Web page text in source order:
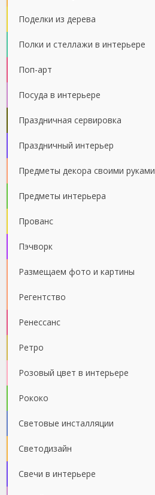
Поделки из дерева
Полки и стеллажи в интерьере
Поп-арт
Посуда в интерьере
Праздничная сервировка
Праздничный интерьер
Предметы декора своими руками
Предметы интерьера
Прованс
Пэчворк
Размещаем фото и картины
Регентство
Ренессанс
Ретро
Розовый цвет в интерьере
Рококо
Световые инсталляции
Светодизайн
Свечи в интерьере